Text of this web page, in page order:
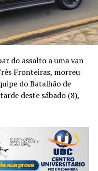
do assalto a uma van
Fronteiras, morreu
do Batalhão de
deste sábado (8),